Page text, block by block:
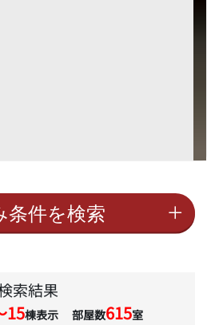
索結果
15棟表示 部屋数615室